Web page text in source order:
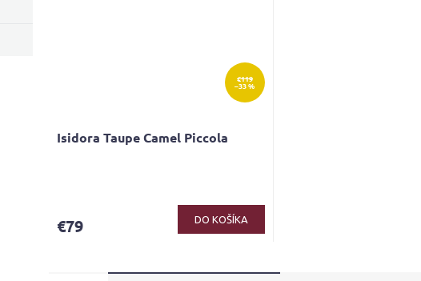
€119
–33 %
Isidora Taupe Camel Piccola
je
€79 DO KOŠÍKA